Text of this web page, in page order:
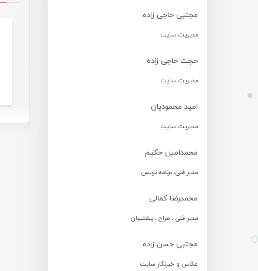
مجتبی حاجی زاده
مدیریت سایت
حجت حاجی زاده
مدیریت سایت
امید محمودیان
مدیریت سایت
محمدامین حکیم
مدیر فنی، برنامه نویس
محمدرضا کمالی
مدیر فنی ، طراح ، پشتیبان
مجتبی حسن زاده
عکاس و خبرنگار سایت